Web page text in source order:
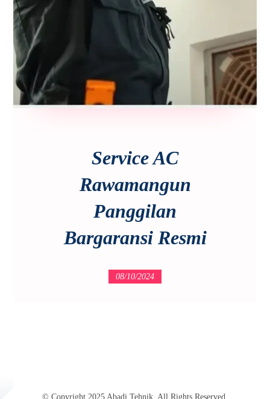
Service AC
Rawamangun
Panggilan
Bargaransi Resmi
08/10/2024
© Copyright 2025 Abadi Tehnik. All Rights Reserved.